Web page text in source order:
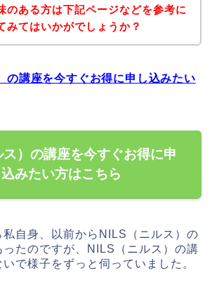
のある方は下記ページなどを参考に
みてはいかがでしょうか？
の講座を今すぐお得に申し込みたい
）の講座を今すぐお得に申
込みたい方はこちら
自身、以前からNILS（ニルス）の
たのですが、NILS（ニルス）の講
で様子をずっと伺っていました。